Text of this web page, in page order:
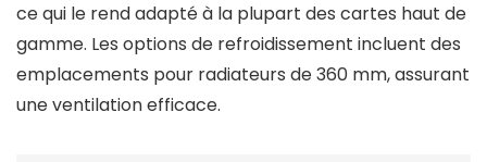
ce qui le rend adapté à la plupart des cartes haut de
gamme. Les options de refroidissement incluent des
emplacements pour radiateurs de 360 mm, assurant
une ventilation efficace.